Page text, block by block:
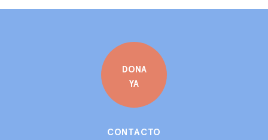
DONA
YA
CONTACTO